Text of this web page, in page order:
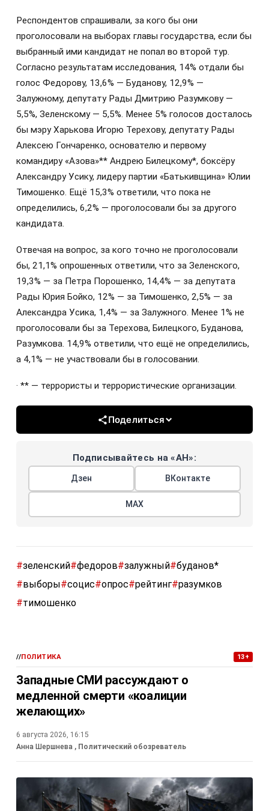
Респондентов спрашивали, за кого бы они
проголосовали на выборах главы государства, если бы
выбранный ими кандидат не попал во второй тур.
Согласно результатам исследования, 14% отдали бы
голос Федорову, 13,6% — Буданову, 12,9% —
Залужному, депутату Рады Дмитрию Разумкову —
5,5%, Зеленскому — 5,5%. Менее 5% голосов досталось
бы мэру Харькова Игорю Терехову, депутату Рады
Алексею Гончаренко, основателю и первому
командиру «Азова»** Андрею Билецкому*, боксёру
Александру Усику, лидеру партии «Батькивщина» Юлии
Тимошенко. Ещё 15,3% ответили, что пока не
определились, 6,2% — проголосовали бы за другого
кандидата.
Отвечая на вопрос, за кого точно не проголосовали
бы, 21,1% опрошенных ответили, что за Зеленского,
19,3% — за Петра Порошенко, 14,4% — за депутата
Рады Юрия Бойко, 12% — за Тимошенко, 2,5% — за
Александра Усика, 1,4% — за Залужного. Менее 1% не
проголосовали бы за Терехова, Билецкого, Буданова,
Разумкова. 14,9% ответили, что ещё не определились,
а 4,1% — не участвовали бы в голосовании.
· ** — террористы и террористические организации.
Поделиться
Подписывайтесь на «АН»:
Дзен ВКонтакте
МАХ
#зеленский#федоров#залужный#буданов*
#выборы#социс#опрос#рейтинг#разумков
#тимошенко
//ПОЛИТИКА 13+
Западные СМИ рассуждают о
медленной смерти «коалиции
желающих»
6 августа 2026, 16:15
Анна Шершнева , Политический обозреватель